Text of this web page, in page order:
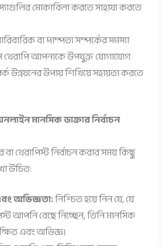
মোকাবিলা করতে সাহায্য করতে
বা দাম্পত্য সম্পর্কের সমস্যা
আপনাকে উপযুক্ত যোগাযোগ
উন্নয়নের উপায় শিখিয়ে সহায়তা করতে
মানসিক ডাক্তার নির্বাচন
থেরাপিস্ট নির্বাচন করার সময় কিছু
উচিত:
অভিজ্ঞতা:নিশ্চিত হয়ে নিন যে, যে
আপনি বেছে নিচ্ছেন, তিনি মানসিক
এবং অভিজ্ঞ।